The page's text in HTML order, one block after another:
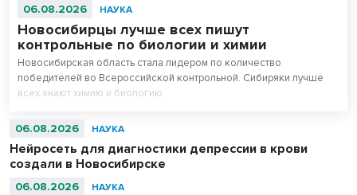
06.08.2026 НАУКА
Новосибирцы лучше всех пишут
контрольные по биологии и химии
Новосибирская область стала лидером по количество
победителей во Всероссийской контрольной. Сибиряки лучше
всех знают химию и биологию.
06.08.2026 НАУКА
Нейросеть для диагностики депрессии в крови
создали в Новосибирске
06.08.2026 НАУКА